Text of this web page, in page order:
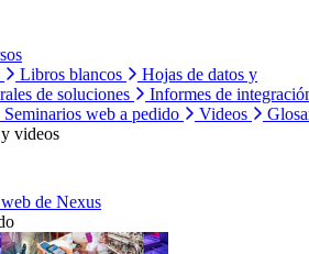
Libros blancos
Hojas de datos y
de soluciones
Informes de
Seminarios web a pedido Videos
videos
de Nexus